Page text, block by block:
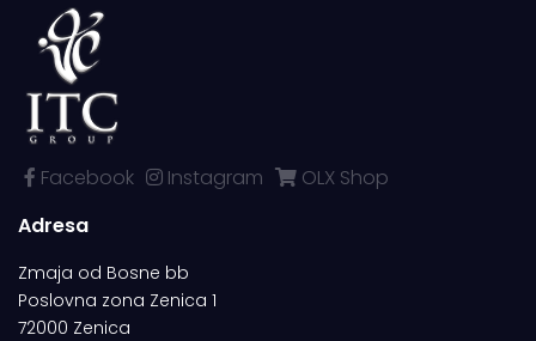
Facebook Instagram
OLX Shop
Adresa
Zmaja od Bosne bb
Poslovna zona Zenica 1
72000 Zenica